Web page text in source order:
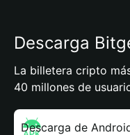
Descarga
La billetera cripto
40 millones de
Descarga de